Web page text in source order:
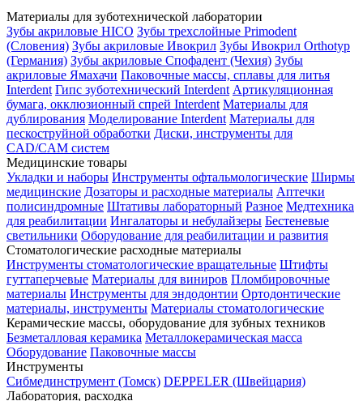
Материалы для зуботехнической лаборатории
Зубы акриловые HICO Зубы трехслойные Primodent
(Словения) Зубы акриловые Ивокрил Зубы Ивокрил Orthotyp
(Германия) Зубы акриловые Спофадент (Чехия) Зубы
акриловые Ямахачи Паковочные массы, сплавы для литья
Interdent Гипс зуботехнический Interdent Артикуляционная
бумага, окклюзионный спрей Interdent Материалы для
дублирования Моделирование Interdent Материалы для
пескоструйной обработки Диски, инструменты для
CAD/CAM систем
Медицинские товары
Укладки и наборы Инструменты офтальмологические Ширмы
медицинские Дозаторы и расходные материалы Аптечки
полисиндромные Штативы лабораторный Разное Медтехника
для реабилитации Ингалаторы и небулайзеры Бестеневые
светильники Оборудование для реабилитации и развития
Стоматологические расходные материалы
Инструменты стоматологические вращательные Штифты
гуттаперчевые Материалы для виниров Пломбировочные
материалы Инструменты для эндодонтии Ортодонтические
материалы, инструменты Материалы стоматологические
Керамические массы, оборудование для зубных техников
Безметалловая керамика Металлокерамическая масса
Оборудование Паковочные массы
Инструменты
Cибмединструмент (Томск) DEPPELER (Швейцария)
Лаборатория, расходка